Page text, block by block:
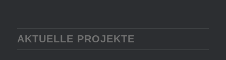
AKTUELLE PROJEKTE